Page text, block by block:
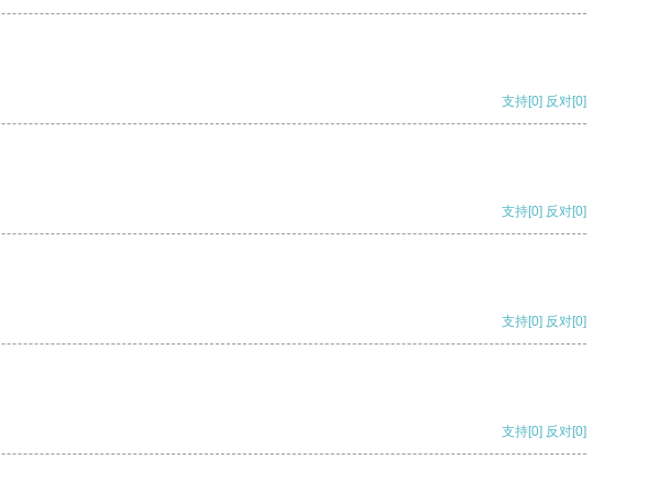
支持[0] 反对[0]
支持[0] 反对[0]
支持[0] 反对[0]
支持[0] 反对[0]